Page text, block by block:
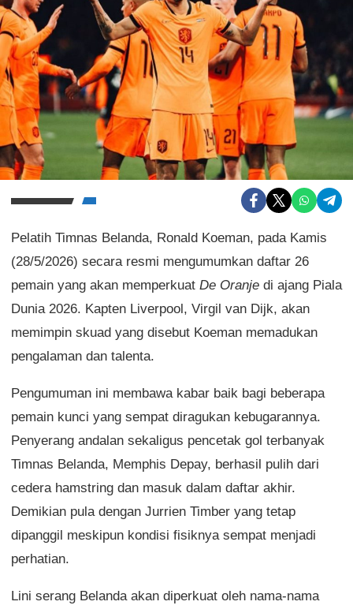
Pelatih Timnas Belanda, Ronald Koeman, pada Kamis
(28/5/2026) secara resmi mengumumkan daftar 26
pemain yang akan memperkuat De Oranje di ajang Piala
Dunia 2026. Kapten Liverpool, Virgil van Dijk, akan
memimpin skuad yang disebut Koeman memadukan
pengalaman dan talenta.
Pengumuman ini membawa kabar baik bagi beberapa
pemain kunci yang sempat diragukan kebugarannya.
Penyerang andalan sekaligus pencetak gol terbanyak
Timnas Belanda, Memphis Depay, berhasil pulih dari
cedera hamstring dan masuk dalam daftar akhir.
Demikian pula dengan Jurrien Timber yang tetap
dipanggil meskipun kondisi fisiknya sempat menjadi
perhatian.
Lini serang Belanda akan diperkuat oleh nama-nama